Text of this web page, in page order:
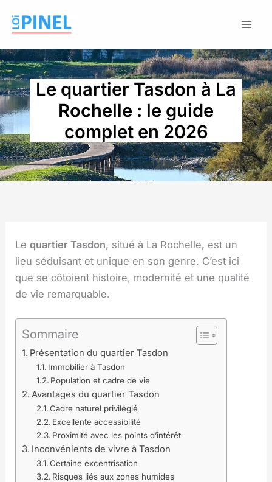
Le quartier Tasdon à La
Rochelle : le guide
complet en 2026
Lequartier Tasdon, situé à La Rochelle, est un
lieu séduisant et unique en son genre. C’est ici
que se côtoient histoire, modernité et une qualité
de vie remarquable.
Sommaire
Présentation du quartier Tasdon
Immobilier à Tasdon
Population et cadre de vie
Avantages du quartier Tasdon
Cadre naturel privilégié
Excellente accessibilité
Proximité avec les points d’intérêt
Inconvénients de vivre à Tasdon
Certaine excentrisation
Risques liés aux zones humides